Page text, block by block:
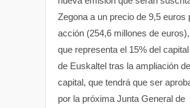
Zegona a un precio de 9,5 euros
acción (254,6 millones de
que representa el 15% del
de Euskaltel tras la ampliación de
capital, que tendrá que ser
por la próxima Junta General de